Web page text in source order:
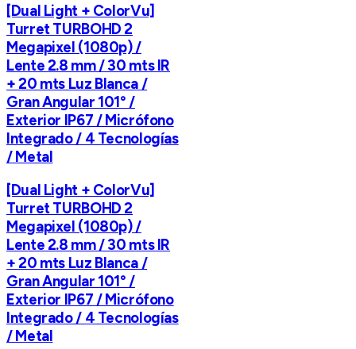
[Dual Light + ColorVu]
Turret TURBOHD 2
Megapixel (1080p) /
Lente 2.8 mm / 30 mts IR
+ 20 mts Luz Blanca /
Gran Angular 101° /
Exterior IP67 / Micrófono
Integrado / 4 Tecnologías
/ Metal
[Dual Light + ColorVu]
Turret TURBOHD 2
Megapixel (1080p) /
Lente 2.8 mm / 30 mts IR
+ 20 mts Luz Blanca /
Gran Angular 101° /
Exterior IP67 / Micrófono
Integrado / 4 Tecnologías
/ Metal